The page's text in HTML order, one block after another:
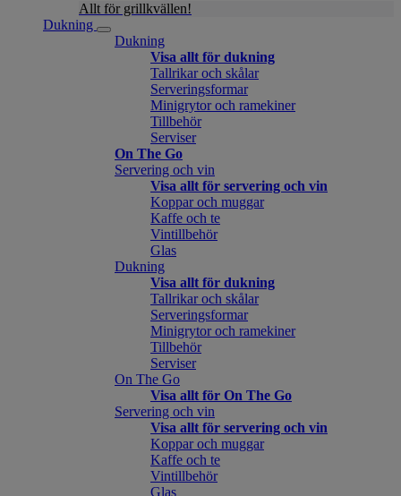
Allt för grillkvällen!
Dukning
Dukning
Visa allt för dukning
Tallrikar och skålar
Serveringsformar
Minigrytor och ramekiner
Tillbehör
Serviser
On The Go
Servering och vin
Visa allt för servering och vin
Koppar och muggar
Kaffe och te
Vintillbehör
Glas
Dukning
Visa allt för dukning
Tallrikar och skålar
Serveringsformar
Minigrytor och ramekiner
Tillbehör
Serviser
On The Go
Visa allt för On The Go
Servering och vin
Visa allt för servering och vin
Koppar och muggar
Kaffe och te
Vintillbehör
Glas